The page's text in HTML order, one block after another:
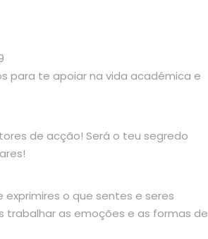
para te apoiar na vida académica e
de acção! Será o teu segredo
o que sentes e seres
trabalhar as emoções e as formas de